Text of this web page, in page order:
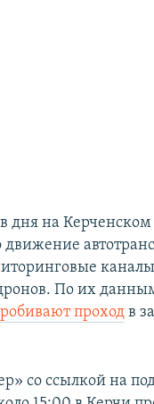
дня на Керченском
По их
проход в
со ссылкой на